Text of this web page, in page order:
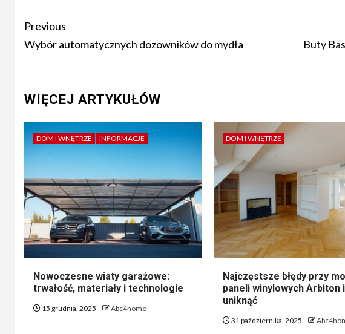
Post
navigation
Previous
Wybór automatycznych dozowników do mydła
Buty
WIĘCEJ ARTYKUŁÓW
DOM I WNĘTRZE INFORMACJE
Nowoczesne wiaty garażowe:
trwałość, materiały i technologie
15 grudnia, 2025 Abc4home
DOM I WNĘTRZE
Najczęstsze błędy przy
paneli winylowych Arbiton
uniknąć
31 października, 2025